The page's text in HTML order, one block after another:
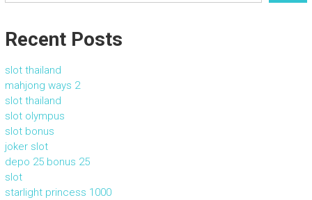
Recent Posts
slot thailand
mahjong ways 2
slot thailand
slot olympus
slot bonus
joker slot
depo 25 bonus 25
slot
starlight princess 1000